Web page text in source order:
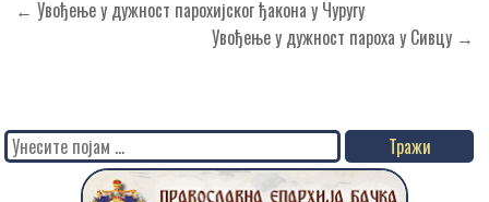
Кретање
← Увођење у дужност парохијског ђакона у Чуругу
Увођење у дужност пароха у Сивцу →
Search
for: